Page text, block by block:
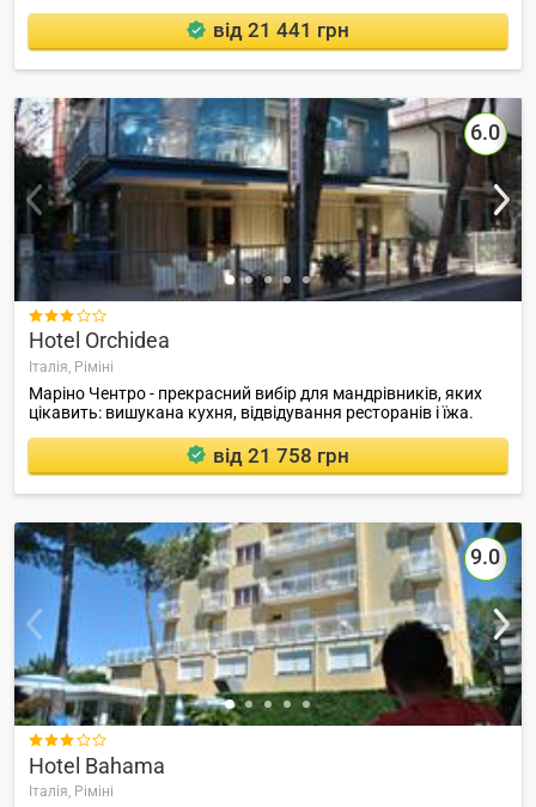
від 21 441 грн
6.0

Hotel Orchidea
Італія, Ріміні
Маріно Чентро - прекрасний вибір для мандрівників, яких
цікавить: вишукана кухня, відвідування ресторанів і їжа.
від 21 758 грн
9.0

Hotel Bahama
Італія, Ріміні